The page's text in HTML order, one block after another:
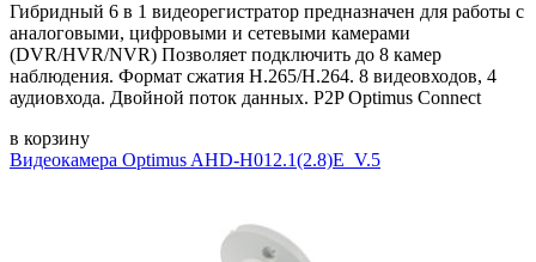
Гибридный 6 в 1 видеорегистратор предназначен для работы с
аналоговыми, цифровыми и сетевыми камерами
(DVR/HVR/NVR) Позволяет подключить до 8 камер
наблюдения. Формат сжатия H.265/H.264. 8 видеовходов, 4
аудиовхода. Двойной поток данных. P2P Optimus Connect
в корзину
Видеокамера Optimus AHD-H012.1(2.8)E_V.5